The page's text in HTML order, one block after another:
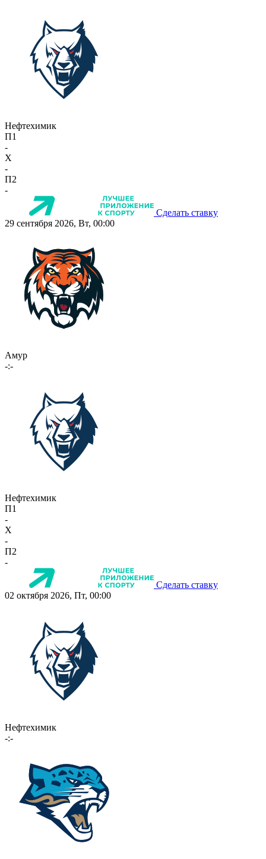
Нефтехимик
П1
-
X
-
П2
-
Сделать ставку
29 сентября 2026, Вт, 00:00
Амур
-:-
Нефтехимик
П1
-
X
-
П2
-
Сделать ставку
02 октября 2026, Пт, 00:00
Нефтехимик
-:-